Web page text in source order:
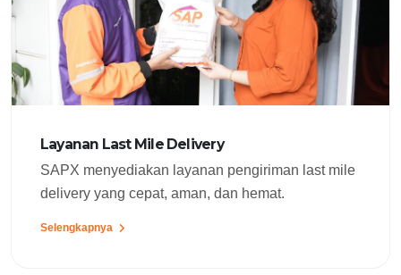
Layanan Last Mile Delivery
SAPX menyediakan layanan pengiriman last mile
delivery yang cepat, aman, dan hemat.
Selengkapnya